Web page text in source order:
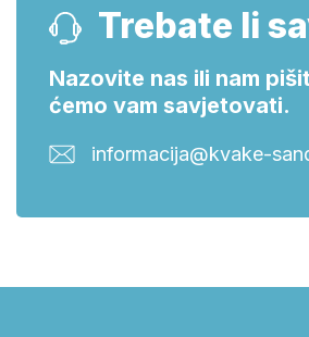
Trebate li
Nazovite nas ili nam
ćemo vam savjetovati.
informacija@kvake-